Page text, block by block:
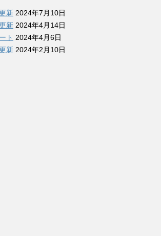
新 2024年7月10日
新 2024年4月14日
ト 2024年4月6日
新 2024年2月10日